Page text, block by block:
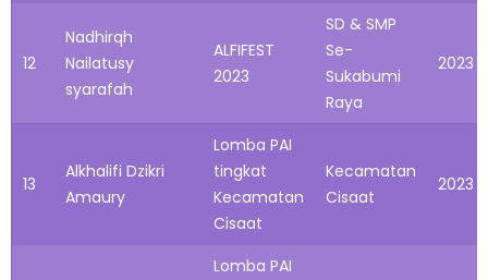
12
Nadhirqh
Nailatusy
syarafah
ALFIFEST
2023
SD & SMP
Se-
Sukabumi
Raya
2023
13
Alkhalifi Dzikri
Amaury
Lomba PAI
tingkat
Kecamatan
Cisaat
Kecamatan
Cisaat
2023
Lomba PAI